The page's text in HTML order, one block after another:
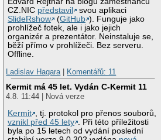
CZ.NIC představil
svou aplikaci
SlideRshow
(GitHub ). Funguje jako
prohlížeč fotek, ale i jako jejich
organizér a prezentátor. Neinstaluje se,
běží přímo v prohlížeči. Bez serveru.
Offline.
Ladislav Hagara | Komentářů: 11
Kermit má 45 let. Vydán C-Kermit 11
4.8. 11:44 | Nová verze
Kermit , tj. protokol pro přenos souborů,
vznikl před 45 lety . Při této příležitosti
byla po 15 letech od vydání poslední